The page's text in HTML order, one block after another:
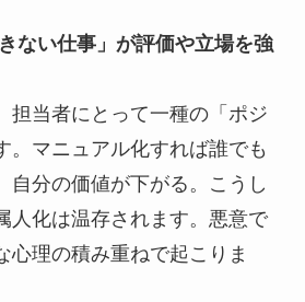
ない仕事」が評価や立場を強
担当者にとって一種の「ポジ
。マニュアル化すれば誰でも
自分の価値が下がる。こうし
人化は温存されます。悪意で
心理の積み重ねで起こりま